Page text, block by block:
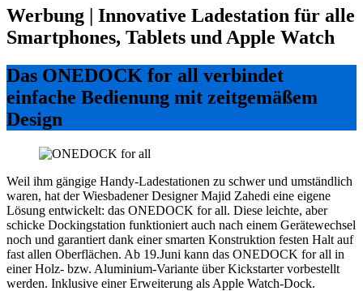
Werbung | Innovative Ladestation für alle
Smartphones, Tablets und Apple Watch
Das ONEDOCK for all verbindet
einfache Bedienung mit zeitgemäßem
Design
Weil ihm gängige Handy-Ladestationen zu schwer und umständlich
waren, hat der Wiesbadener Designer Majid Zahedi eine eigene
Lösung entwickelt: das ONEDOCK for all. Diese leichte, aber
schicke Dockingstation funktioniert auch nach einem Gerätewechsel
noch und garantiert dank einer smarten Konstruktion festen Halt auf
fast allen Oberflächen. Ab 19.Juni kann das ONEDOCK for all in
einer Holz- bzw. Aluminium-Variante über Kickstarter vorbestellt
werden. Inklusive einer Erweiterung als Apple Watch-Dock.